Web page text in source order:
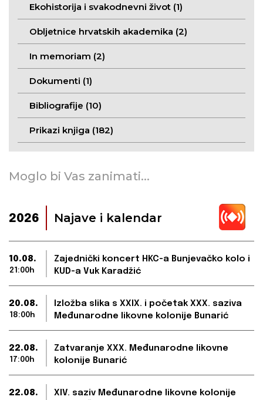
Ekohistorija i svakodnevni život (1)
Obljetnice hrvatskih akademika (2)
In memoriam (2)
Dokumenti (1)
Bibliografije (10)
Prikazi knjiga (182)
Moglo bi Vas zanimati...
2026 Najave i kalendar
10.08.
21:00h
Zajednički koncert HKC-a Bunjevačko kolo i
KUD-a Vuk Karadžić
20.08.
18:00h
Izložba slika s XXIX. i početak XXX. saziva
Međunarodne likovne kolonije Bunarić
22.08.
17:00h
Zatvaranje XXX. Međunarodne likovne
kolonije Bunarić
22.08.
XIV. saziv Međunarodne likovne kolonije